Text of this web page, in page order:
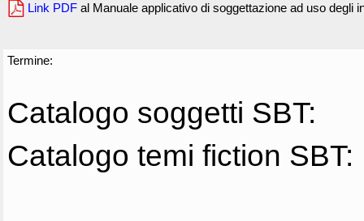
Link PDF al Manuale applicativo di soggettazione ad uso degli
Termine:
Catalogo soggetti SBT:
Catalogo temi fiction SBT: